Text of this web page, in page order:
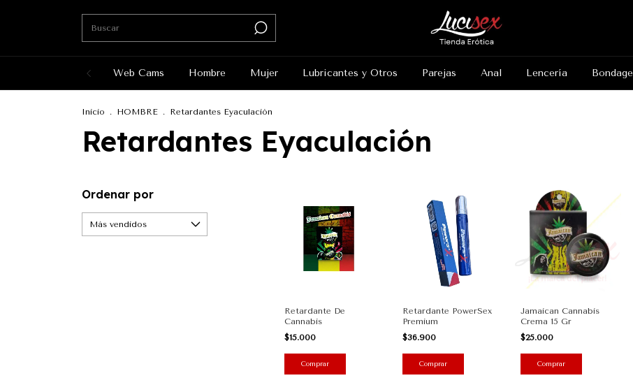
Web Cams Hombre Mujer Lubricantes y Otros Parejas Anal Lencería Bondage
Inicio . HOMBRE . Retardantes Eyaculación
Retardantes Eyaculación
Ordenar por
Retardante De
Cannabis
$15.000
Retardante PowerSex
Premium
$36.900
Jamaican Cannabis
Crema 15 Gr
$25.000